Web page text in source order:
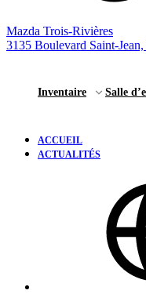
Mazda Trois-Rivières
3135 Boulevard Saint-
Inventaire Salle
ACCUEIL
ACTUALITÉS